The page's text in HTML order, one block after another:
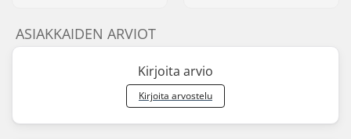
ASIAKKAIDEN ARVIOT
Kirjoita arvio
Kirjoita arvostelu